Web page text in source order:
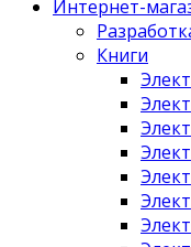
Интернет-
Книги